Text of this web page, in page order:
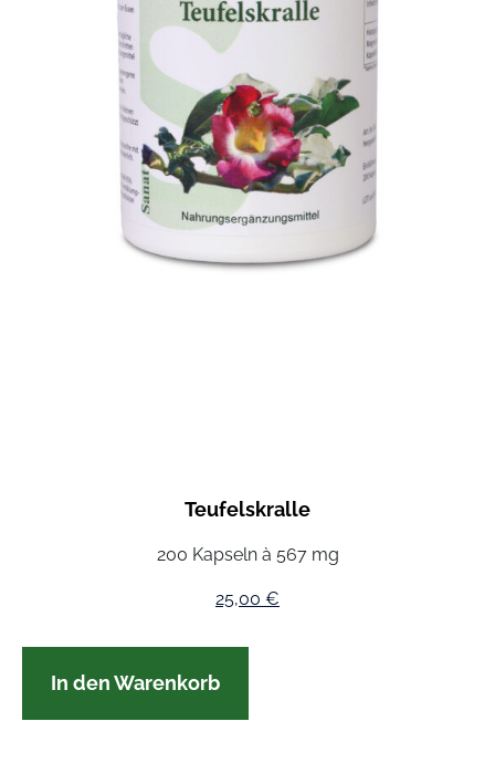
Teufelskralle
200 Kapseln à 567 mg
25,00 €
In den Warenkorb